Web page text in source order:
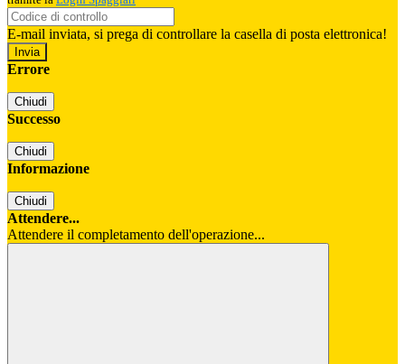
E-mail inviata, si prega di controllare la casella di posta elettronica!
Errore
Chiudi
Successo
Chiudi
Informazione
Chiudi
Attendere...
Attendere il completamento dell'operazione...